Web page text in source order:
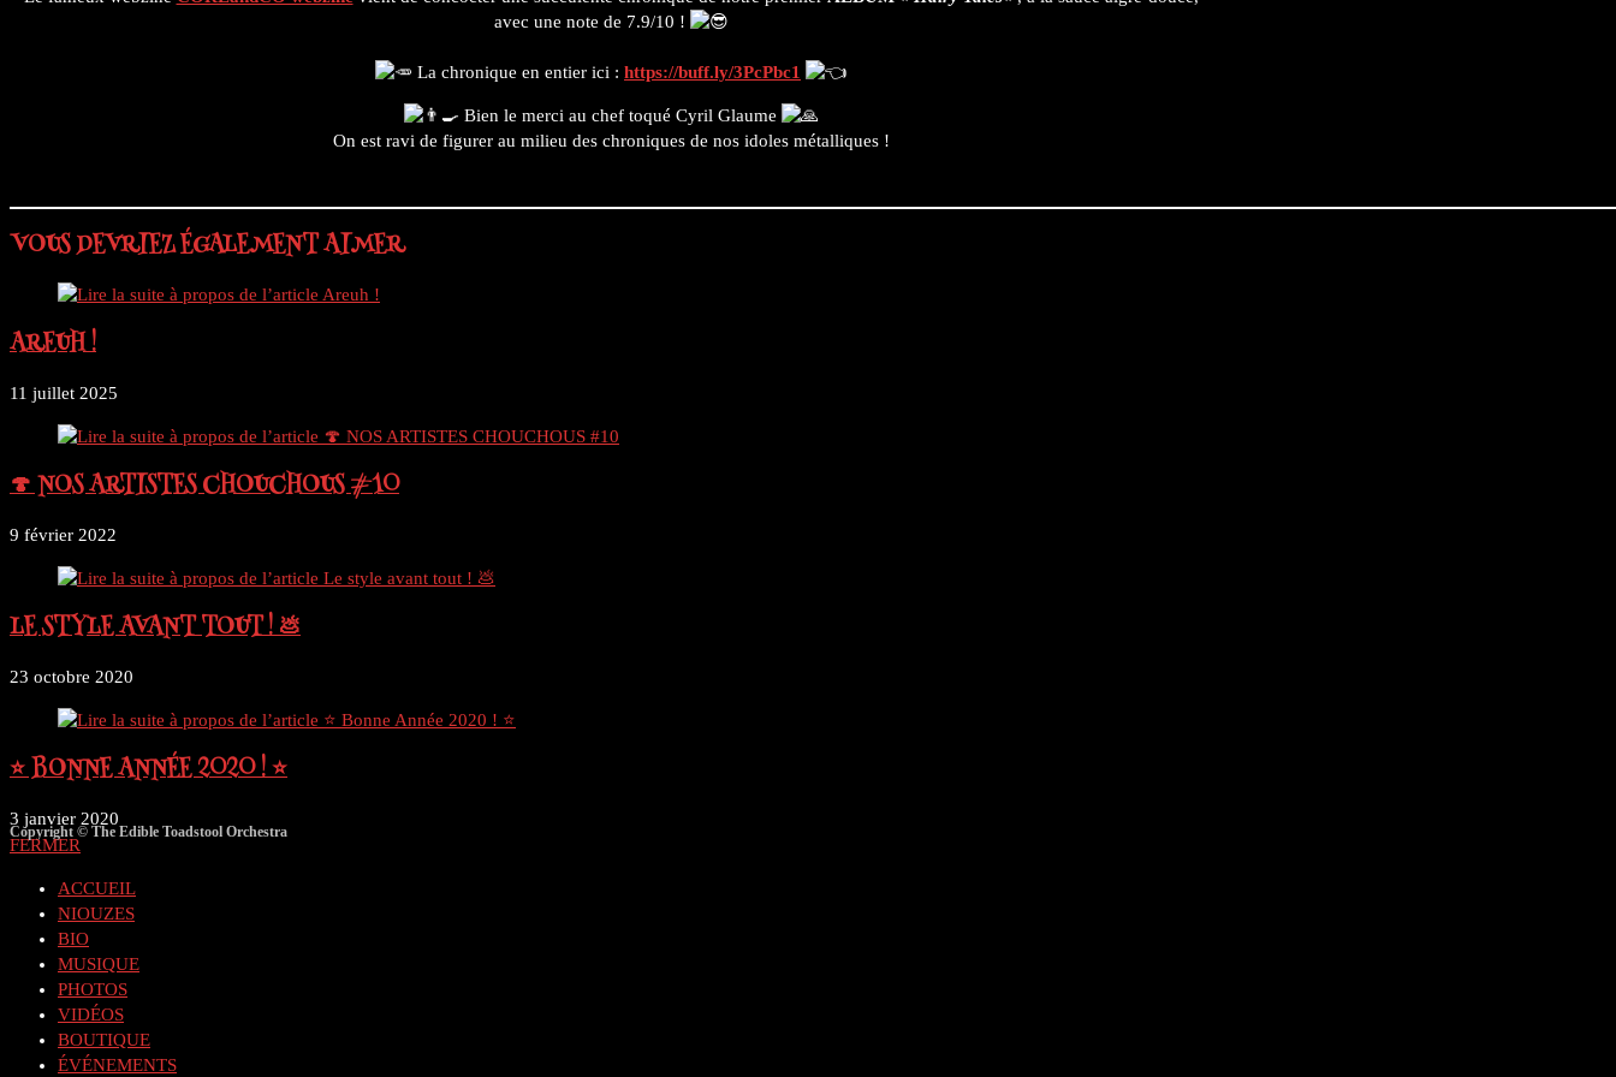
avec une note de 7.9/10 !
La chronique en entier ici : https://buff.ly/3PcPbc1
Bien le merci au chef toqué Cyril Glaume
On est ravi de figurer au milieu des chroniques de nos idoles métalliques !
VOUS DEVRIEZ ÉGALEMENT AIMER
AREUH !
11 juillet 2025
🍄 NOS ARTISTES CHOUCHOUS #10
9 février 2022
LE STYLE AVANT TOUT ! 💩
23 octobre 2020
⭐ BONNE ANNÉE 2020 ! ⭐
3 janvier 2020
Copyright © The Edible Toadstool Orchestra
FERMER
ACCUEIL
NIOUZES
BIO
MUSIQUE
PHOTOS
VIDÉOS
BOUTIQUE
ÉVÉNEMENTS